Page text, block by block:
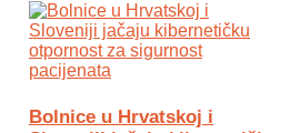
Bolnice u Hrvatskoj i